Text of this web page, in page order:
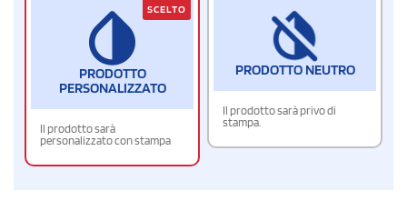
PRODOTTO
PERSONALIZZATO
Il prodotto sarà
personalizzato con stampa
SCELTO
PRODOTTO NEUTRO
Il prodotto sarà privo di
stampa.